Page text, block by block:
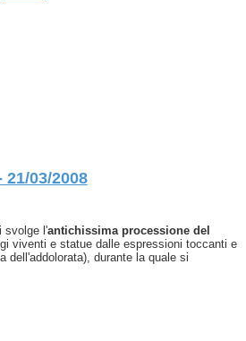
03/2008
svolge l'antichissima processione del
viventi e statue dalle espressioni toccanti e
dell'addolorata), durante la quale si